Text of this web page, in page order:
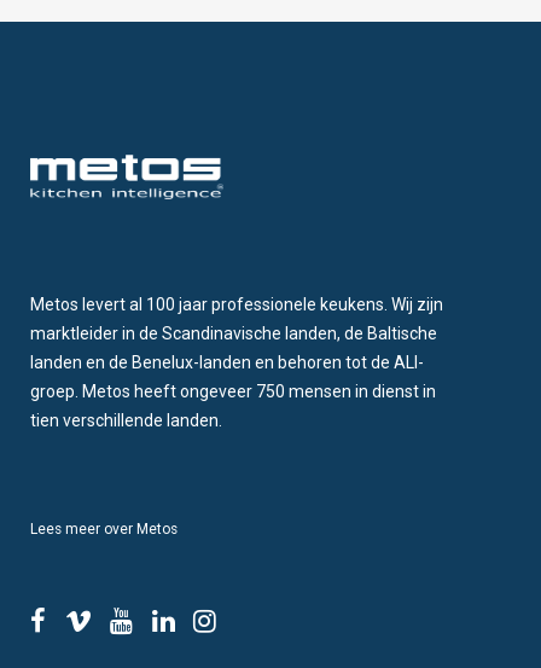
Metos levert al 100 jaar professionele keukens. Wij zijn
marktleider in de Scandinavische landen, de Baltische
landen en de Benelux-landen en behoren tot de ALI-
groep. Metos heeft ongeveer 750 mensen in dienst in
tien verschillende landen.
Lees meer over Metos